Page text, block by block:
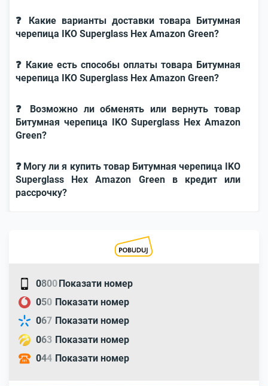
❓ Какие варианты доставки товара Битумная
черепица IKO Superglass Hex Amazon Green?
❓ Какие есть способы оплаты товара Битумная
черепица IKO Superglass Hex Amazon Green?
❓ Возможно ли обменять или вернуть товар
Битумная черепица IKO Superglass Hex Amazon
Green?
❓ Могу ли я купить товар Битумная черепица IKO
Superglass Hex Amazon Green в кредит или
рассрочку?
0800Показати номер
050 Показати номер
067 Показати номер
063 Показати номер
044 Показати номер